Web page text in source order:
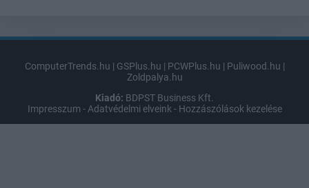
ComputerTrends.hu | GSPlus.hu | PCWPlus.hu | Puliwood.hu |
Zoldpalya.hu
Kiadó: BDPST Business Kft.
Impresszum - Adatvédelmi elveink - Hozzászólások kezelése